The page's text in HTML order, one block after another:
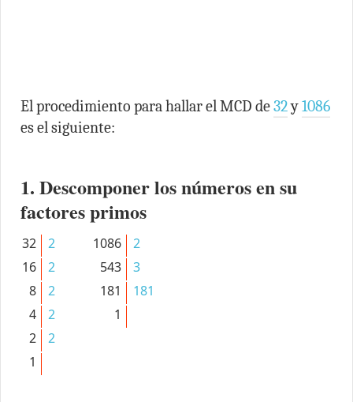
El procedimiento para hallar el MCD de32y1086
es el siguiente:
1. Descomponer los números en su
factores primos
32
2
16
2
8
2
4
2
2
2
1
1086
2
543
3
181
181
1